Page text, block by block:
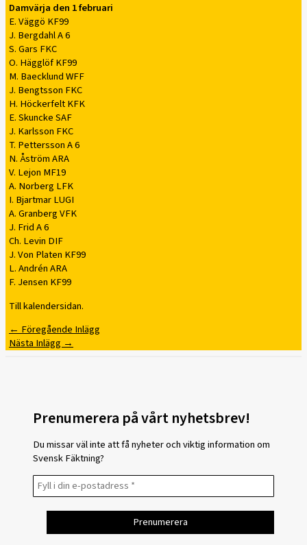
Damvärja den 1 februari
E. Väggö KF99
J. Bergdahl A 6
S. Gars FKC
O. Hägglöf KF99
M. Baecklund WFF
J. Bengtsson FKC
H. Höckerfelt KFK
E. Skuncke SAF
J. Karlsson FKC
T. Pettersson A 6
N. Åström ARA
V. Lejon MF19
A. Norberg LFK
I. Bjartmar LUGI
A. Granberg VFK
J. Frid A 6
Ch. Levin DIF
J. Von Platen KF99
L. Andrén ARA
F. Jensen KF99
Till kalendersidan.
←Föregående Inlägg
Nästa Inlägg→
Prenumerera på vårt nyhetsbrev!
Du missar väl inte att få nyheter och viktig information om
Svensk Fäktning?